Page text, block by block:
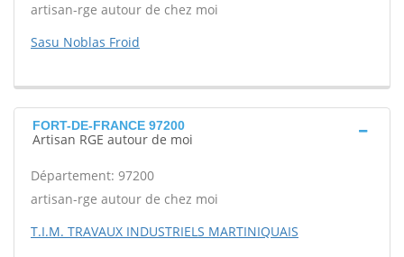
artisan-rge autour de chez moi
Sasu Noblas Froid
FORT-DE-FRANCE 97200
Artisan RGE autour de moi
Département: 97200
artisan-rge autour de chez moi
T.I.M. TRAVAUX INDUSTRIELS MARTINIQUAIS